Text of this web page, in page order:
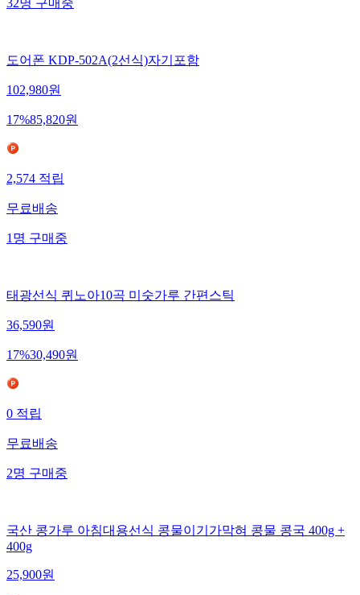
32명구매중
도어폰 KDP-502A(2선식)자기포함
102,980원
17%85,820원
2,574적립
무료배송
1명구매중
태광선식 퀴노아10곡 미숫가루 간편스틱
36,590원
17%30,490원
0적립
무료배송
2명구매중
국산 콩가루 아침대용선식 콩물이기가막혀 콩물 콩국 400g +
400g
25,900원